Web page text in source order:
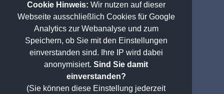
Cookie Hinweis: Wir nutzen auf dieser
Webseite ausschließlich Cookies für Google
Analytics zur Webanalyse und zum
Speichern, ob Sie mit den Einstellungen
einverstanden sind. Ihre IP wird dabei
anonymisiert. Sind Sie damit
einverstanden?
(Sie können diese Einstellung jederzeit
Versandkosten
Sitemap
Weitere Messtechnik
praezisionstools.de